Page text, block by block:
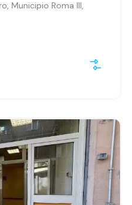
Municipio Roma III,